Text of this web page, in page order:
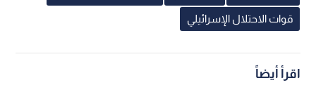
قوات الاحتلال الإسرائيلي
اقرأ أيضاً